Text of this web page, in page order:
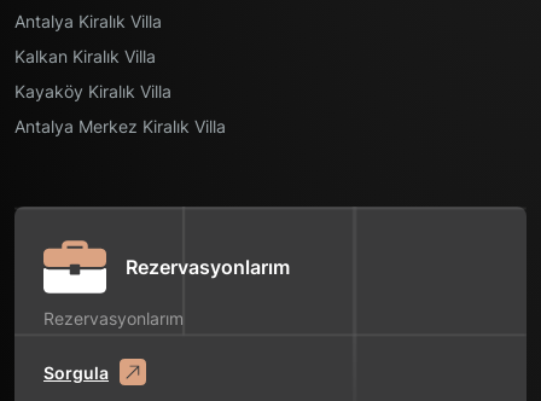
Antalya Kiralık Villa
Kalkan Kiralık Villa
Kayaköy Kiralık Villa
Antalya Merkez Kiralık Villa
Rezervasyonlarım
Rezervasyonlarım
Sorgula